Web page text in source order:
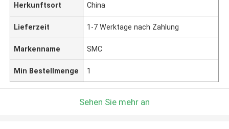
Herkunftsort China
Lieferzeit 1-7 Werktage nach Zahlung
Markenname SMC
Min Bestellmenge 1
Sehen Sie mehr an